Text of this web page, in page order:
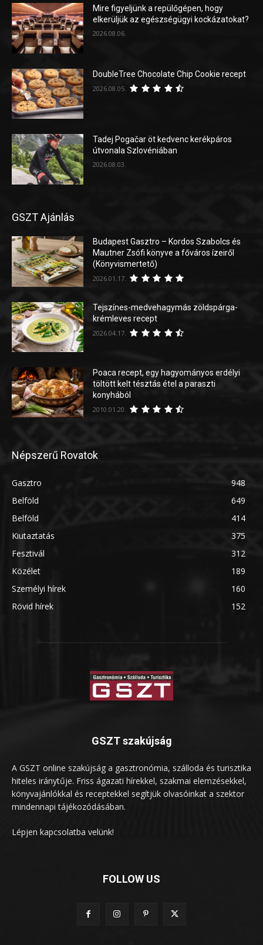
Mire figyeljünk a repülőgépen, hogy
elkerüljük az egészségügyi kockázatokat?
2026.08.06.
DoubleTree Chocolate Chip Cookie recept
2026.08.05.
Tadej Pogačar öt kedvenc kerékpáros
útvonala Szlovéniában
2026.08.03.
GSZT Ajánlás
Budapest Gasztro – Kordos Szabolcs és
Mautner Zsófi könyve a főváros ízeiről
(Könyvismertető)
2026.01.17.
Tejszínes-medvehagymás zöldspárga-
krémleves recept
2026.04.17.
Poaca recept, egy hagyományos erdélyi
töltött kelt tésztás étel a paraszti
konyhából
2010.01.20.
Népszerű Rovatok
Gasztro
948
Belföld
649
Belföld
414
Kiutaztatás
375
Fesztivál
312
Közélet
189
Személyi hírek
160
Rövid hírek
152
GSZT szakújság
A GSZT online szakújság a gasztronómia, szálloda és turisztika
hiteles iránytűje. Friss ágazati hírekkel, szakmai elemzésekkel,
könyvajánlókkal és receptekkel segítjük olvasóinkat a szektor
mindennapi tájékozódásában.
Lépjen kapcsolatba velünk!
FOLLOW US